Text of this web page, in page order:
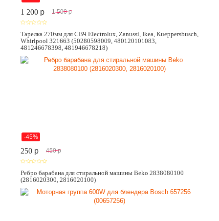
1 200 p 1 500 p
Тарелка 270мм для СВЧ Electrolux, Zanussi, Ikea, Kueppersbusch,
Whirlpool 321663 (50280598009, 480120101083,
481246678398, 481946678218)
-45%
250 p 450 p
Ребро барабана для стиральной машины Beko 2838080100
(2816020300, 2816020100)